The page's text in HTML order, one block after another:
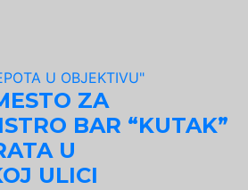
U OBJEKTIVU"
ZA
BAR “KUTAK”
U
ULICI